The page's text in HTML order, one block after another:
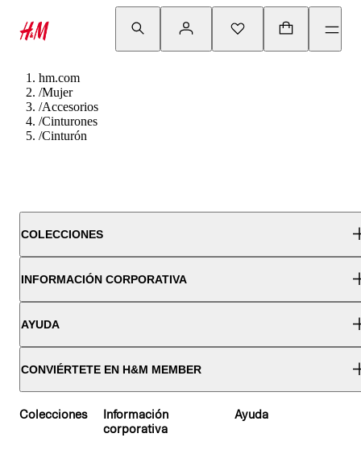
hm.com
/Mujer
/Accesorios
/Cinturones
/Cinturón
COLECCIONES
INFORMACIÓN CORPORATIVA
AYUDA
CONVIÉRTETE EN H&M MEMBER
Colecciones
Información
corporativa
Ayuda